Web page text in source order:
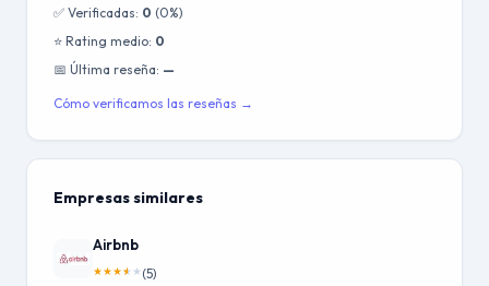
✅ Verificadas: 0 (0%)
⭐ Rating medio: 0
📅 Última reseña: —
Cómo verificamos las reseñas →
Empresas similares
Airbnb
★★★★ ★ (5)